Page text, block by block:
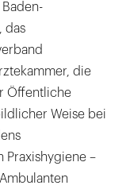
das
die
Öffentliche
Weise bei
Praxishygiene –